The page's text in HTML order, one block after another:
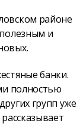
районе
и
банки.
полностью
групп уже